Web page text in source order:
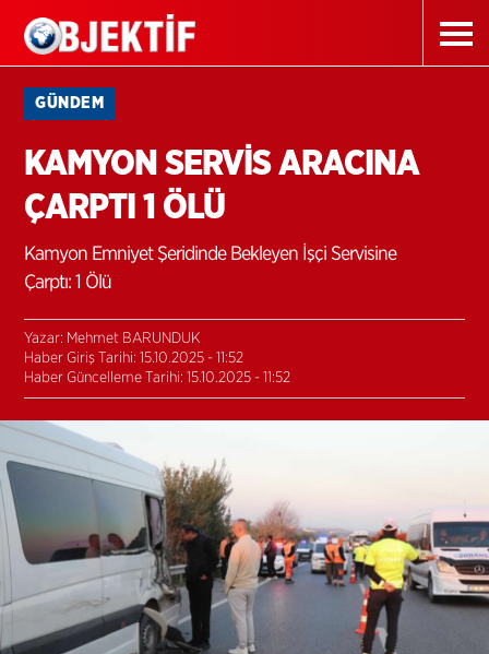
GÜNDEM
KAMYON SERVİS ARACINA
ÇARPTI 1 ÖLÜ
Kamyon Emniyet Şeridinde Bekleyen İşçi Servisine
Çarptı: 1 Ölü
Yazar: Mehmet BARUNDUK
Haber Giriş Tarihi: 15.10.2025 - 11:52
Haber Güncelleme Tarihi: 15.10.2025 - 11:52